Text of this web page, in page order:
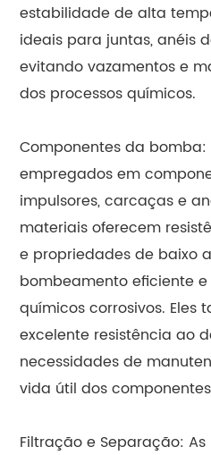
estabilidade de alta
ideais para juntas, anéis
evitando vazamentos e
dos processos químicos.
Componentes da bomba:
empregados em
impulsores, carcaças e
materiais oferecem
e propriedades de baixo
bombeamento eficiente
químicos corrosivos. Eles
excelente resistência ao
necessidades de
vida útil dos
Filtração e Separação: As